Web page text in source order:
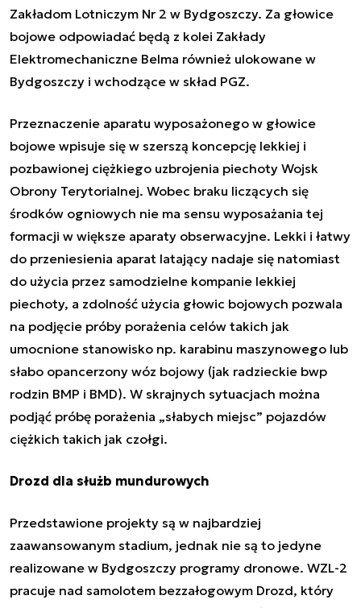
Zakładom Lotniczym Nr 2 w Bydgoszczy. Za głowice
bojowe odpowiadać będą z kolei Zakłady
Elektromechaniczne Belma również ulokowane w
Bydgoszczy i wchodzące w skład PGZ.
Przeznaczenie aparatu wyposażonego w głowice
bojowe wpisuje się w szerszą koncepcję lekkiej i
pozbawionej ciężkiego uzbrojenia piechoty Wojsk
Obrony Terytorialnej. Wobec braku liczących się
środków ogniowych nie ma sensu wyposażania tej
formacji w większe aparaty obserwacyjne. Lekki i łatwy
do przeniesienia aparat latający nadaje się natomiast
do użycia przez samodzielne kompanie lekkiej
piechoty, a zdolność użycia głowic bojowych pozwala
na podjęcie próby porażenia celów takich jak
umocnione stanowisko np. karabinu maszynowego lub
słabo opancerzony wóz bojowy (jak radzieckie bwp
rodzin BMP i BMD). W skrajnych sytuacjach można
podjąć próbę porażenia „słabych miejsc” pojazdów
ciężkich takich jak czołgi.
Drozd dla służb mundurowych
Przedstawione projekty są w najbardziej
zaawansowanym stadium, jednak nie są to jedyne
realizowane w Bydgoszczy programy dronowe. WZL-2
pracuje nad samolotem bezzałogowym Drozd, który